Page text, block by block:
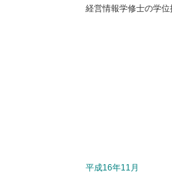
経営情報学修士の学
平成16年11月